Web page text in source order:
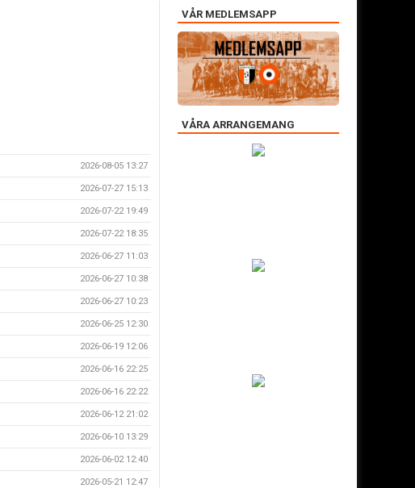
2026-08-05 13:27
2026-07-27 15:13
2026-07-22 19:49
2026-07-22 18:35
2026-06-27 11:03
2026-06-27 10:38
2026-06-27 10:23
2026-06-25 12:30
2026-06-19 12:06
2026-06-16 22:25
2026-06-16 22:22
2026-06-12 21:02
2026-06-10 13:29
2026-06-02 12:40
2026-05-21 12:47
VÅR MEDLEMSAPP
VÅRA ARRANGEMANG